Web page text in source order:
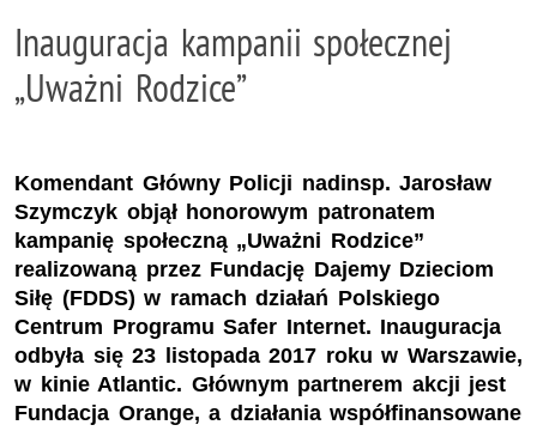
Inauguracja kampanii społecznej
„Uważni Rodzice”
Komendant Główny Policji nadinsp. Jarosław
Szymczyk objął honorowym patronatem
kampanię społeczną „Uważni Rodzice”
realizowaną przez Fundację Dajemy Dzieciom
Siłę (FDDS) w ramach działań Polskiego
Centrum Programu Safer Internet. Inauguracja
odbyła się 23 listopada 2017 roku w Warszawie,
w kinie Atlantic. Głównym partnerem akcji jest
Fundacja Orange, a działania współfinansowane